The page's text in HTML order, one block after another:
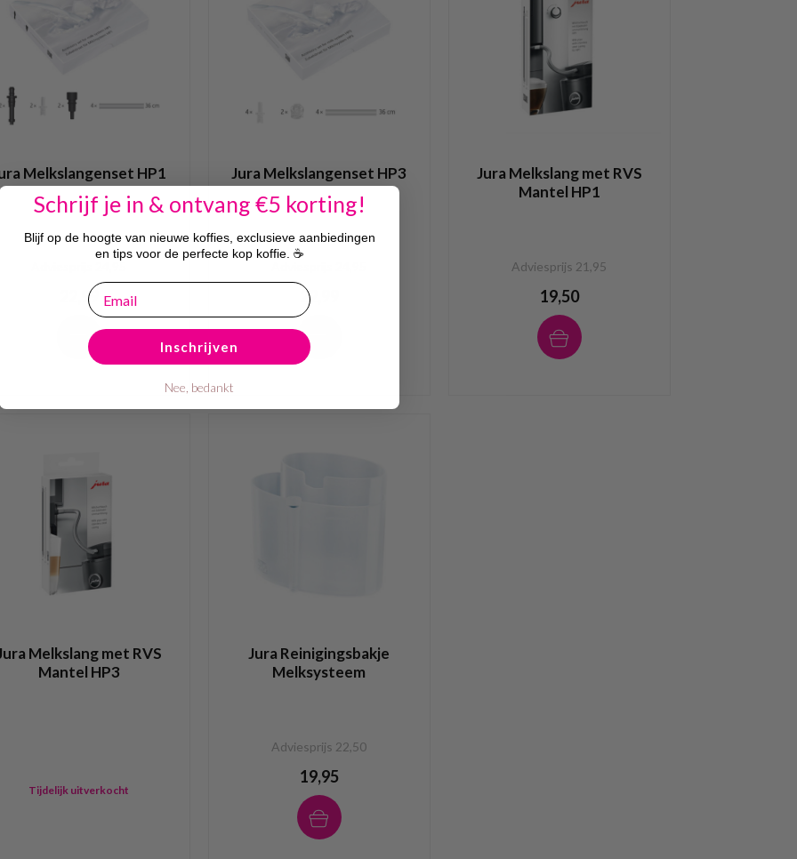
Melkslangenset HP1
22,99
Jura Melkslangenset HP3
22,99
Jura Melkslang met RVS
Mantel HP1
Adviesprijs 21,95
19,50
Melkslang met RVS
Mantel HP3
Tijdelijk uitverkocht
Jura Reinigingsbakje
Melksysteem
Adviesprijs 22,50
19,95
Schrijf je in & ontvang €5 korting!
Blijf op de hoogte van nieuwe koffies, exclusieve aanbiedingen
en tips voor de perfecte kop koffie. ☕
email
Inschrijven
Nee, bedankt